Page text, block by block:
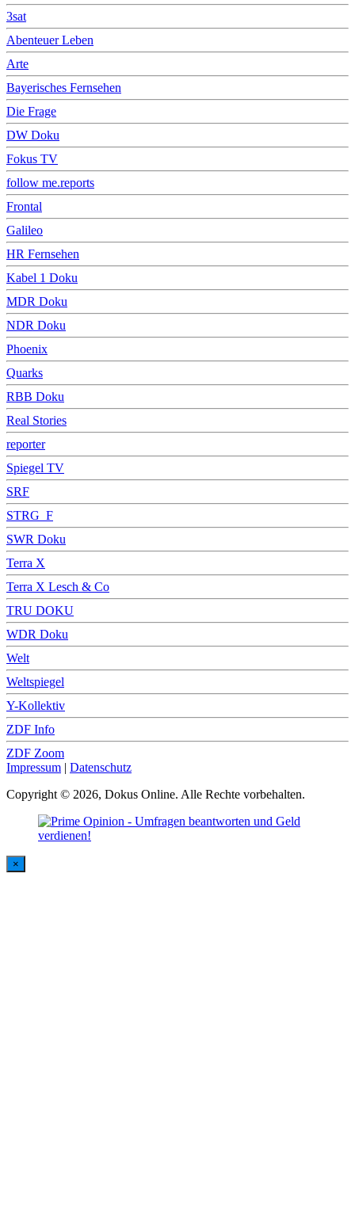
3sat
Abenteuer Leben
Arte
Bayerisches Fernsehen
Die Frage
DW Doku
Fokus TV
follow me.reports
Frontal
Galileo
HR Fernsehen
Kabel 1 Doku
MDR Doku
NDR Doku
Phoenix
Quarks
RBB Doku
Real Stories
reporter
Spiegel TV
SRF
STRG_F
SWR Doku
Terra X
Terra X Lesch & Co
TRU DOKU
WDR Doku
Welt
Weltspiegel
Y-Kollektiv
ZDF Info
ZDF Zoom
Impressum | Datenschutz
Copyright © 2026, Dokus Online. Alle Rechte vorbehalten.
×